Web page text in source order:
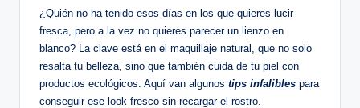
¿Quién no ha tenido esos días en los que quieres lucir
fresca, pero a la vez no quieres parecer un lienzo en
blanco? La clave está en el maquillaje natural, que no solo
resalta tu belleza, sino que también cuida de tu piel con
productos ecológicos. Aquí van algunos tips infalibles para
conseguir ese look fresco sin recargar el rostro.